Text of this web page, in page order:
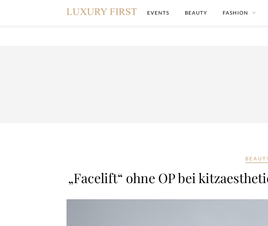
EVENTS BEAUTY FASHION
„Facelift“ ohne OP bei